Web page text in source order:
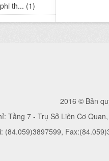
th... (1)
2016 © Bản
Tầng 7 - Trụ Sở Liên Cơ
(84.059)3897599,